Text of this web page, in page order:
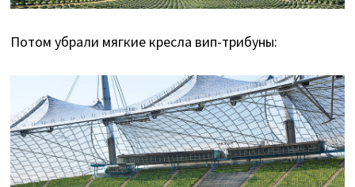
Потом убрали мягкие кресла вип-трибуны: